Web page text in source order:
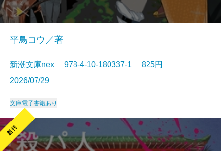
平鳥コウ／著
新潮文庫nex 978-4-10-180337-1 825円
2026/07/29
文庫電子書籍あり
新刊